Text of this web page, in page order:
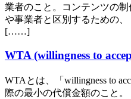
業者のこと。コンテンツの
や事業者と区別するための、
[……]
WTA (willingness to
WTAとは、「willingness to
際の最小の代償金額のこと